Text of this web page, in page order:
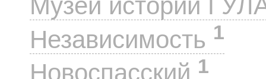
Независимость 1
Новоспасский 1